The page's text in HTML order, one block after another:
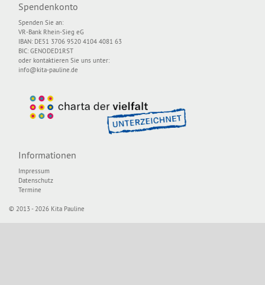
Spendenkonto
Spenden Sie an:
VR-Bank Rhein-Sieg eG
IBAN: DE51 3706 9520 4104 4081 63
BIC: GENODED1RST
oder kontaktieren Sie uns unter:
info@kita-pauline.de
Informationen
Impressum
Datenschutz
Termine
© 2013 - 2026 Kita Pauline